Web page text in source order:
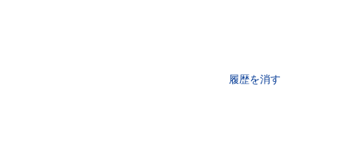
履歴を消す